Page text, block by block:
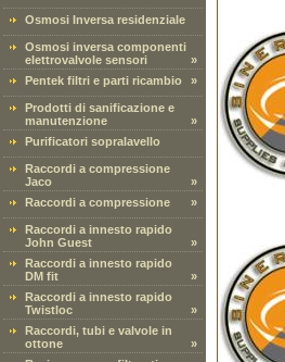
Osmosi Inversa residenziale
Osmosi inversa componenti
elettrovalvole sensori
»
Pentek filtri e parti ricambio
»
Prodotti di sanificazione e
manutenzione
»
Purificatori sopralavello
Raccordi a compressione
Jaco
»
Raccordi a compressione
»
Raccordi a innesto rapido
John Guest
»
Raccordi a innesto rapido
DM fit
»
Raccordi a innesto rapido
Twistloc
»
Raccordi, tubi e valvole in
ottone
»